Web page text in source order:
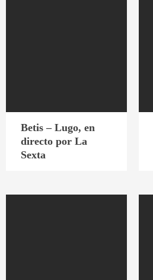
Betis – Lugo, en
directo por La
Sexta